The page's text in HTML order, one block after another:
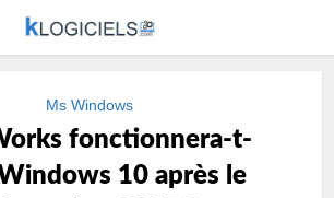
Ms Windows
fonctionnera-t-
10 après le